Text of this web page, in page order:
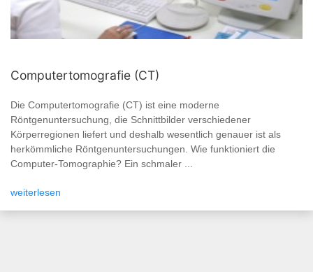
Computertomografie (CT)
Die Computertomografie (CT) ist eine moderne
Röntgenuntersuchung, die Schnittbilder verschiedener
Körperregionen liefert und deshalb wesentlich genauer ist als
herkömmliche Röntgenuntersuchungen. Wie funktioniert die
Computer-Tomographie? Ein schmaler ...
weiterlesen